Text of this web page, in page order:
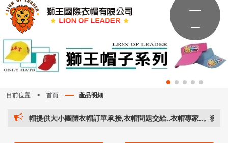
目前位置 > 首頁 產品明細
際衣帽提供大小團體衣帽訂單承接,衣帽問題交給..衣帽專家..。獅王